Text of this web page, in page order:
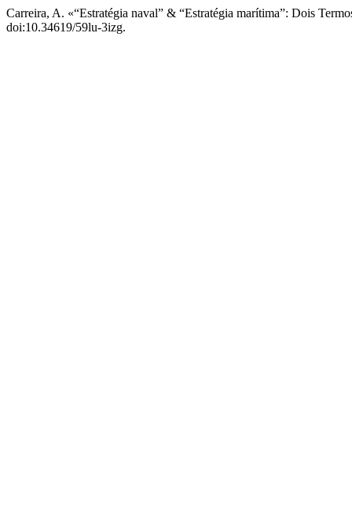
Carreira, A. «“Estratégia naval” & “Estratégia marítima”: Dois
doi:10.34619/59lu-3izg.